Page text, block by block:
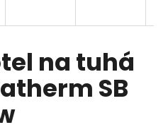
na tuhá
SB